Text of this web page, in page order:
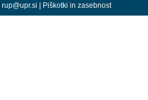
rup@upr.si | Piškotki in zasebnost